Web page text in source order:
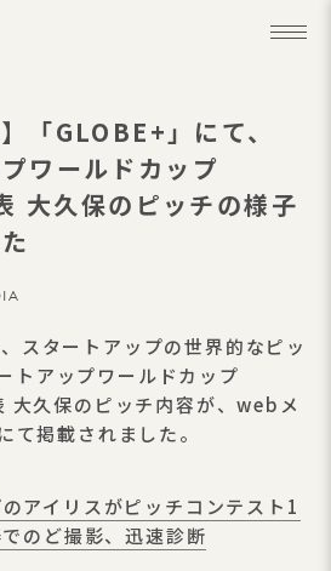
「GLOBE+」にて、
ワールドカップ
大久保のピッチの様子
スタートアップの世界的なピッ
トアップワールドカップ
大久保のピッチ内容が、webメ
て掲載されました。
アイリスがピッチコンテスト1
のど撮影、迅速診断